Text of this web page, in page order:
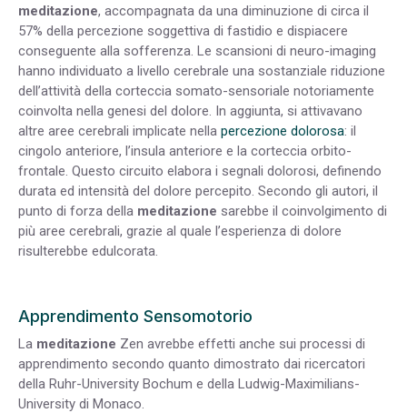
meditazione, accompagnata da una diminuzione di circa il
57% della percezione soggettiva di fastidio e dispiacere
conseguente alla sofferenza. Le scansioni di neuro-imaging
hanno individuato a livello cerebrale una sostanziale riduzione
dell’attività della corteccia somato-sensoriale notoriamente
coinvolta nella genesi del dolore. In aggiunta, si attivavano
altre aree cerebrali implicate nella percezione dolorosa: il
cingolo anteriore, l’insula anteriore e la corteccia orbito-
frontale. Questo circuito elabora i segnali dolorosi, definendo
durata ed intensità del dolore percepito. Secondo gli autori, il
punto di forza della meditazione sarebbe il coinvolgimento di
più aree cerebrali, grazie al quale l’esperienza di dolore
risulterebbe edulcorata.
Apprendimento Sensomotorio
La meditazione Zen avrebbe effetti anche sui processi di
apprendimento secondo quanto dimostrato dai ricercatori
della Ruhr-University Bochum e della Ludwig-Maximilians-
University di Monaco.